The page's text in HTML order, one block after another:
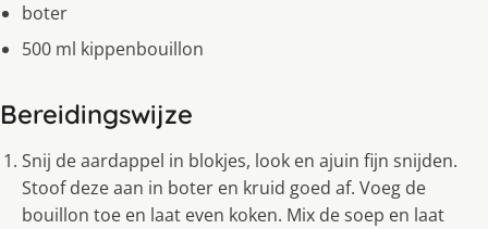
boter
500 ml kippenbouillon
Bereidingswijze
Snij de aardappel in blokjes, look en ajuin fijn snijden.
Stoof deze aan in boter en kruid goed af. Voeg de
bouillon toe en laat even koken. Mix de soep en laat